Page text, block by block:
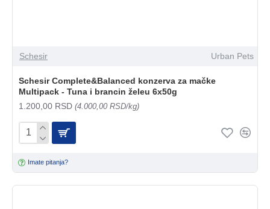
Schesir Urban Pets
Schesir Complete&Balanced konzerva za mačke
Multipack - Tuna i brancin želeu 6x50g
1.200,00 RSD (4.000,00 RSD/kg)
Imate pitanja?